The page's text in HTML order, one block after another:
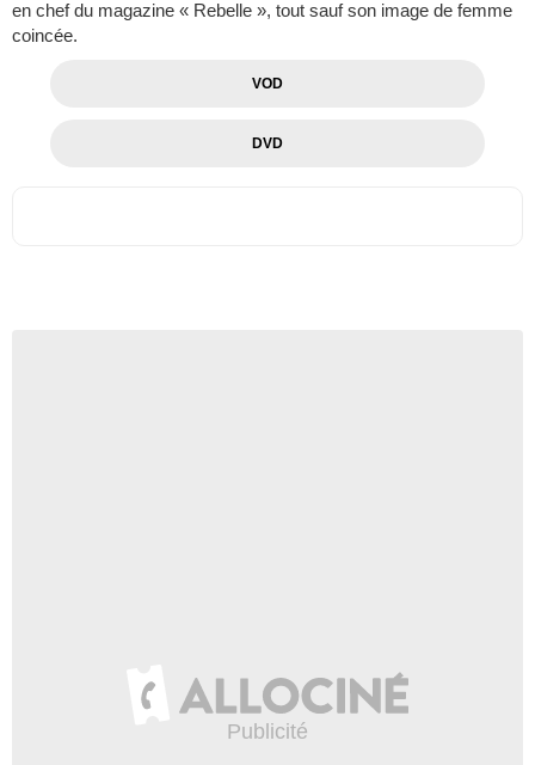
en chef du magazine « Rebelle », tout sauf son image de femme
coincée.
VOD
DVD